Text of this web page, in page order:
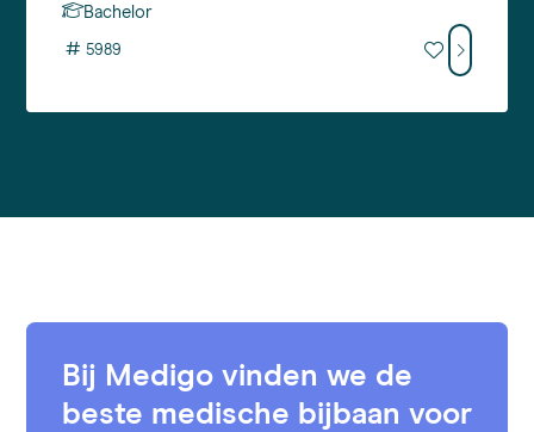
Bachelor
# 5989
Bij Medigo vinden we de
beste medische bijbaan voor